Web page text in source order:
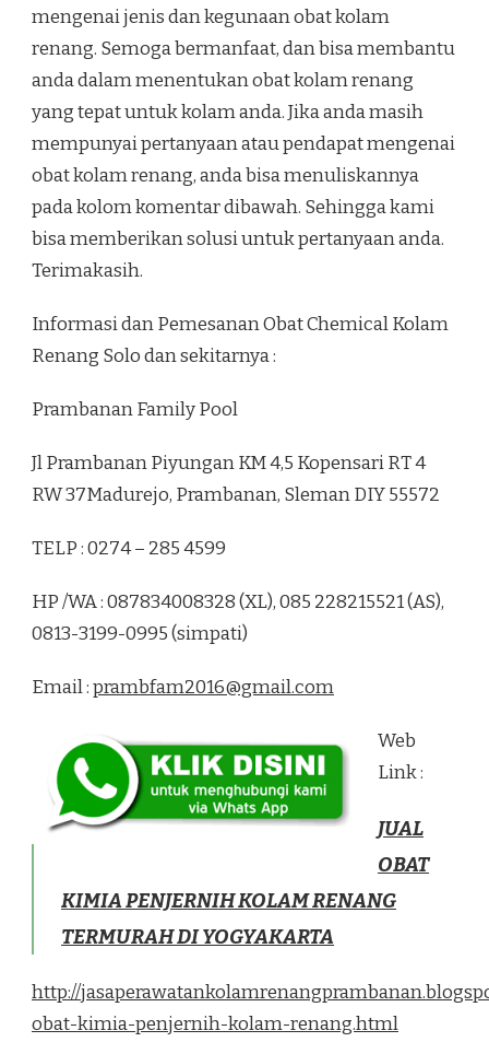
mengenai jenis dan kegunaan obat kolam
renang. Semoga bermanfaat, dan bisa membantu
anda dalam menentukan obat kolam renang
yang tepat untuk kolam anda. Jika anda masih
mempunyai pertanyaan atau pendapat mengenai
obat kolam renang, anda bisa menuliskannya
pada kolom komentar dibawah. Sehingga kami
bisa memberikan solusi untuk pertanyaan anda.
Terimakasih.
Informasi dan Pemesanan Obat Chemical Kolam
Renang Solo dan sekitarnya :
Prambanan Family Pool
Jl Prambanan Piyungan KM 4,5 Kopensari RT 4
RW 37Madurejo, Prambanan, Sleman DIY 55572
TELP : 0274 – 285 4599
HP /WA : 087834008328 (XL), 085 228215521 (AS),
0813-3199-0995 (simpati)
Email :prambfam2016@gmail.com
Web
Link :
JUAL
OBAT
KIMIA PENJERNIH KOLAM RENANG
TERMURAH DI YOGYAKARTA
http://
obat-kimia-penjernih-kolam-renang.html